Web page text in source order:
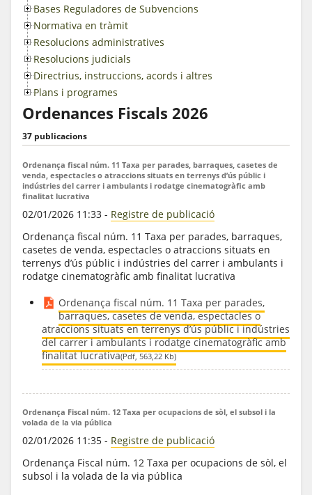
Bases Reguladores de Subvencions
Normativa en tràmit
Resolucions administratives
Resolucions judicials
Directrius, instruccions, acords i altres
Plans i programes
Ordenances Fiscals 2026
37 publicacions
Ordenança fiscal núm. 11 Taxa per parades, barraques, casetes de
venda, espectacles o atraccions situats en terrenys d’ús públic i
indústries del carrer i ambulants i rodatge cinematogràfic amb
finalitat lucrativa
02/01/2026 11:33 - Registre de publicació
Ordenança fiscal núm. 11 Taxa per parades, barraques,
casetes de venda, espectacles o atraccions situats en
terrenys d’ús públic i indústries del carrer i ambulants i
rodatge cinematogràfic amb finalitat lucrativa
Ordenança fiscal núm. 11 Taxa per parades,
barraques, casetes de venda, espectacles o
atraccions situats en terrenys d’ús públic i indústries
del carrer i ambulants i rodatge cinematogràfic amb
finalitat lucrativa(Pdf, 563,22 Kb)
Ordenança Fiscal núm. 12 Taxa per ocupacions de sòl, el subsol i la
volada de la via pública
02/01/2026 11:35 - Registre de publicació
Ordenança Fiscal núm. 12 Taxa per ocupacions de sòl, el
subsol i la volada de la via pública